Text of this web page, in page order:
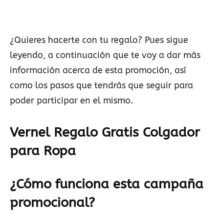
¿Quieres hacerte con tu regalo? Pues sigue
leyendo, a continuación que te voy a dar más
información acerca de esta promoción, así
como los pasos que tendrás que seguir para
poder participar en el mismo.
Vernel Regalo Gratis Colgador
para Ropa
¿Cómo funciona esta campaña
promocional?